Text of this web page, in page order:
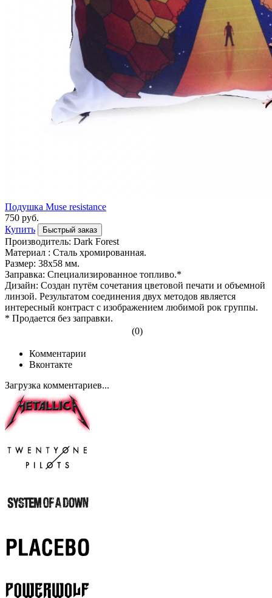
Подушка Muse resistance
750 руб.
Купить
Быстрый заказ
Производитель: Dark Forest
Материал : Сталь хромированная.
Размер: 38x58 мм.
Заправка: Специализированное топливо.*
Дизайн: Создан путём сочетания цветовой печати и объемной
линзой. Результатом соединения двух методов является
интересный контраст с изображением любимой рок группы.
* Продается без заправки.
(0)
Комментарии
Вконтакте
Загрузка комментариев...